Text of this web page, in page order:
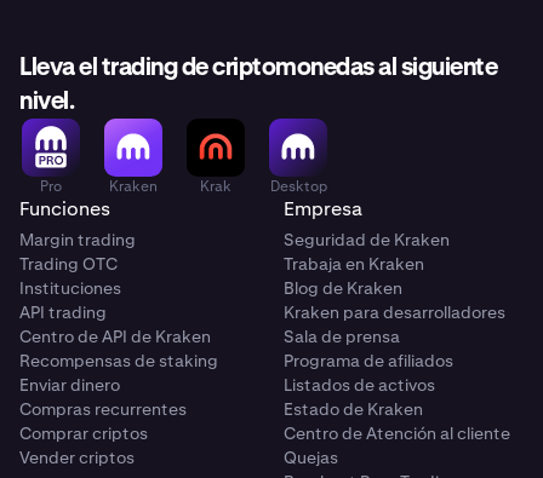
Lleva el trading de criptomonedas al siguiente
nivel.
Pro Kraken Krak Desktop
Funciones
Margin trading
Trading OTC
Instituciones
API trading
Centro de API de Kraken
Recompensas de staking
Enviar dinero
Compras recurrentes
Comprar criptos
Vender criptos
Empresa
Seguridad de Kraken
Trabaja en Kraken
Blog de Kraken
Kraken para desarrolladores
Sala de prensa
Programa de afiliados
Listados de activos
Estado de Kraken
Centro de Atención al cliente
Quejas